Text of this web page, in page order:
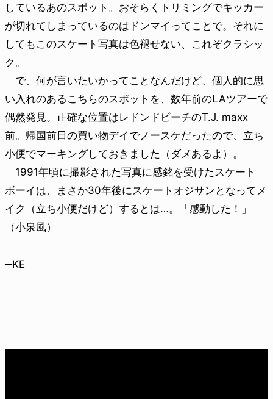
しているあのスポット。おそらくトリミングでキッカー
が切れてしまっているのはドンマイってことで。それに
してもこのスケート写真は色褪せない、これぞクラシッ
ク。
で、何が言いたいかってことなんだけど、個人的に思
い入れのあるこちらのスポットを、数年前のLAツアーで
偶然発見。正確な位置はレドンドビーチのT.J. maxx
前。帰国前日の買い物デイでノースケだったので、立ち
小便でマーキングしておきました（ダメあるよ）。
1991年頃に撮影された写真に感銘を受けたスケート
ボーイは、まさか30年後にスケートオジサンとなってメ
イク（立ち小便だけど）するとは…。「感動した！」
（小泉風）
─KE